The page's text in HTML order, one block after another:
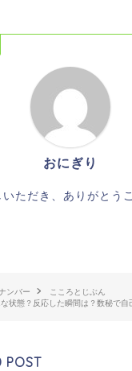
おにぎり
ただき、ありがとう
ンバー
こころとじぶん
状態？反応した瞬間は？数秘で自
POST